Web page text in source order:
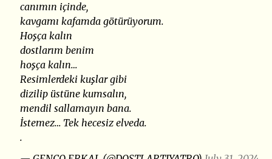
canımın içinde,
kavgamı kafamda götürüyorum.
Hoşça kalın
dostlarım benim
hoşça kalın…
Resimlerdeki kuşlar gibi
dizilip üstüne kumsalın,
mendil sallamayın bana.
İstemez… Tek hecesiz elveda.
.